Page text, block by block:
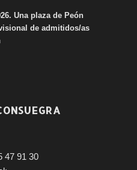
Una plaza de Peón
de admitidos/as
47 91 30